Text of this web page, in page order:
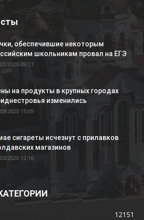
обеспечившие некоторым
школьникам провал на ЕГЭ
2020 09:17
на продукты в крупных городах
изменились
2020 15:05
сигареты исчезнут с прилавков
магазинов
2020 12:16
12151